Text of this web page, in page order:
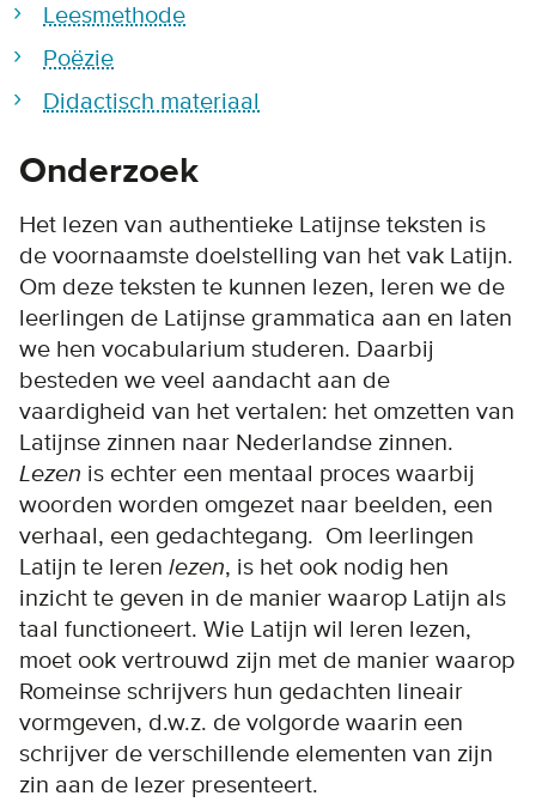
Leesmethode
Poëzie
Didactisch materiaal
Onderzoek
Het lezen van authentieke Latijnse teksten is
de voornaamste doelstelling van het vak Latijn.
Om deze teksten te kunnen lezen, leren we de
leerlingen de Latijnse grammatica aan en laten
we hen vocabularium studeren. Daarbij
besteden we veel aandacht aan de
vaardigheid van het vertalen: het omzetten van
Latijnse zinnen naar Nederlandse zinnen.
Lezen is echter een mentaal proces waarbij
woorden worden omgezet naar beelden, een
verhaal, een gedachtegang. Om leerlingen
Latijn te leren lezen, is het ook nodig hen
inzicht te geven in de manier waarop Latijn als
taal functioneert. Wie Latijn wil leren lezen,
moet ook vertrouwd zijn met de manier waarop
Romeinse schrijvers hun gedachten lineair
vormgeven, d.w.z. de volgorde waarin een
schrijver de verschillende elementen van zijn
zin aan de lezer presenteert.